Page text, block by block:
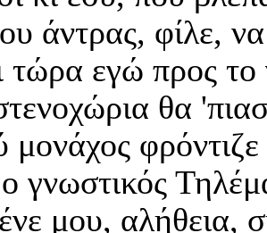
άντρας, φίλε,
τώρα εγώ προς
θα
μονάχος
γνωστικός
μου, αλήθεια,